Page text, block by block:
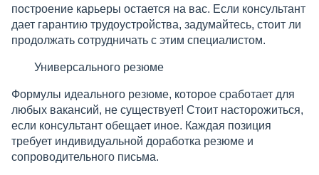
построение карьеры остается на вас. Если консультант
дает гарантию трудоустройства, задумайтесь, стоит ли
продолжать сотрудничать с этим специалистом.
Универсального резюме
Формулы идеального резюме, которое сработает для
любых вакансий, не существует! Стоит насторожиться,
если консультант обещает иное. Каждая позиция
требует индивидуальной доработка резюме и
сопроводительного письма.